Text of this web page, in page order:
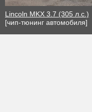
Lincoln MKX 3.7 (305 л.с.)
[чип-тюнинг автомобиля]